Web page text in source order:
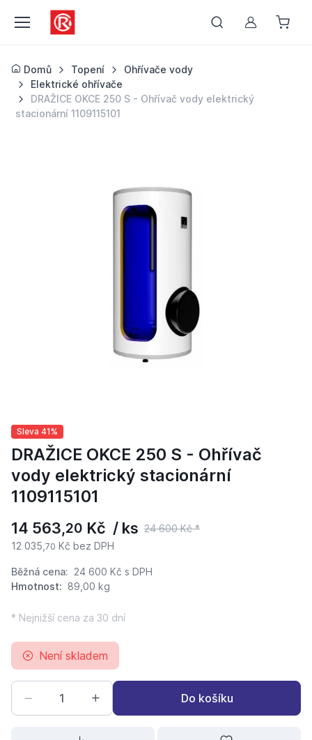
Můj účet
Domů Topení
Ohřívače vody
Elektrické ohřívače
DRAŽICE OKCE 250 S - Ohřívač vody elektrický
stacionární 1109115101
Sleva 41%
DRAŽICE OKCE 250 S - Ohřívač
vody elektrický stacionární
1109115101
14 563,20 Kč / ks 24 600 Kč *
12 035, 70 Kč bez DPH
Běžná cena: 24 600 Kč s DPH
Hmotnost: 89,00 kg
* Nejnižší cena za 30 dní
Není skladem
Do košíku